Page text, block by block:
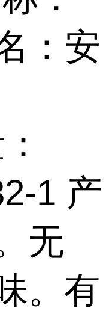
：安
1 产
无
。有